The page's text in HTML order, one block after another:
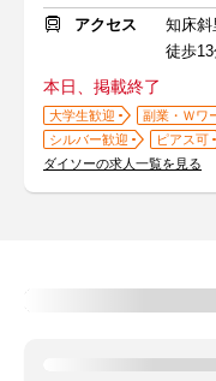
アクセス
知床斜
徒歩
本日、掲載終了
大学生歓迎 副業・Ｗワ
シルバー歓迎
ピアス可
ダイソーの求人一覧を見る